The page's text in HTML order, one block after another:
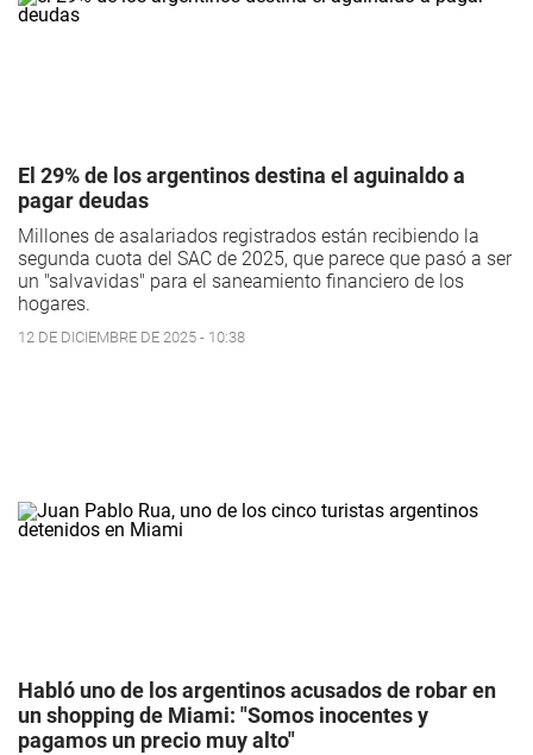
El 29% de los argentinos destina el aguinaldo a
pagar deudas
Millones de asalariados registrados están recibiendo la
segunda cuota del SAC de 2025, que parece que pasó a ser
un "salvavidas" para el saneamiento financiero de los
hogares.
12 DE DICIEMBRE DE 2025 - 10:38
Habló uno de los argentinos acusados de robar en
un shopping de Miami: "Somos inocentes y
pagamos un precio muy alto"